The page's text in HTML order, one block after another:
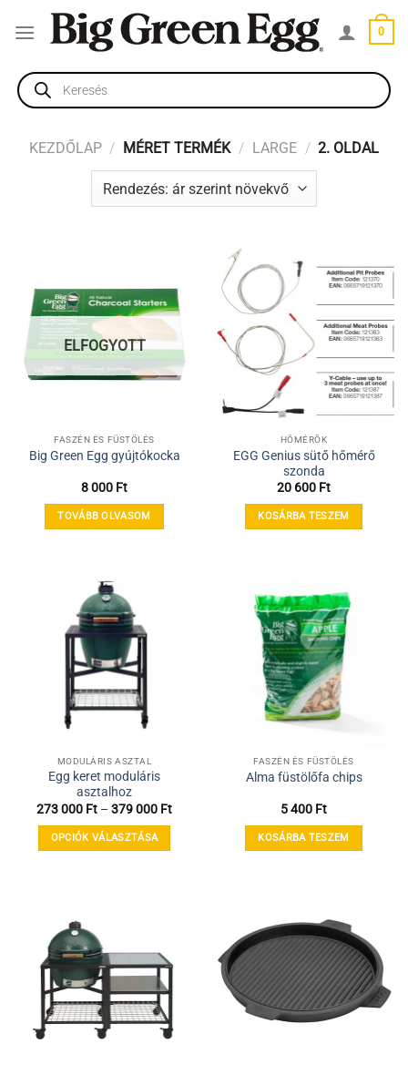
0
Products
search
KEZDŐLAP / MÉRET TERMÉK / LARGE / 2. OLDAL
ELFOGYOTT
FASZÉN ÉS FÜSTÖLÉS
Big Green Egg gyújtókocka
8 000 Ft
TOVÁBB OLVASOM
HŐMÉRŐK
EGG Genius sütő hőmérő
szonda
20 600 Ft
KOSÁRBA TESZEM
MODULÁRIS ASZTAL
Egg keret moduláris
asztalhoz
273 000 Ft – 379 000 FtÁrtartomány:
OPCIÓK VÁLASZTÁSA
van.
A
változatok
a
termékoldalon
FASZÉN ÉS FÜSTÖLÉS
Alma füstölőfa chips
5 400 Ft
KOSÁRBA TESZEM